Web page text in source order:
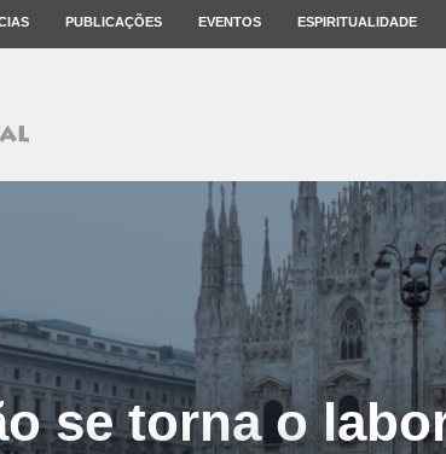
PUBLICAÇÕES EVENTOS ESPIRITUALIDADE
se torna o